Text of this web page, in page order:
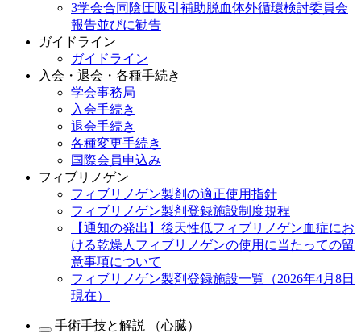
3学会合同陰圧吸引補助脱血体外循環検討委員会
報告並びに勧告
ガイドライン
ガイドライン
入会・退会・各種手続き
学会事務局
入会手続き
退会手続き
各種変更手続き
国際会員申込み
フィブリノゲン
フィブリノゲン製剤の適正使用指針
フィブリノゲン製剤登録施設制度規程
【通知の発出】後天性低フィブリノゲン血症にお
ける乾燥人フィブリノゲンの使用に当たっての留
意事項について
フィブリノゲン製剤登録施設一覧（2026年4月8日
現在）
手術手技と解説 （心臓）